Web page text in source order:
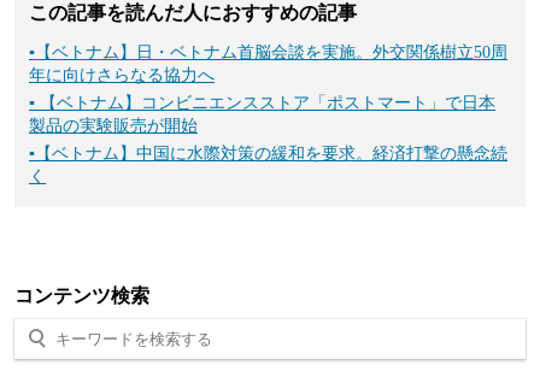
この記事を読んだ人におすすめの記事
▪ 【ベトナム】日・ベトナム首脳会談を実施。外交関係樹立50周
年に向けさらなる協力へ
▪ 【ベトナム】コンビニエンスストア「ポストマート」で日本
製品の実験販売が開始
▪ 【ベトナム】中国に水際対策の緩和を要求。経済打撃の懸念続
く
コンテンツ検索